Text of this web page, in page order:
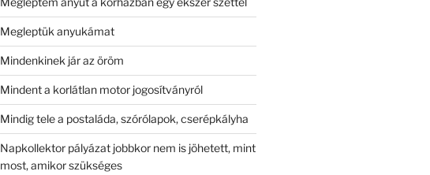
Megleptük anyukámat
Mindenkinek jár az öröm
Mindent a korlátlan motor jogosítványról
Mindig tele a postaláda, szórólapok, cserépkályha
Napkollektor pályázat jobbkor nem is jöhetett, mint
most, amikor szükséges